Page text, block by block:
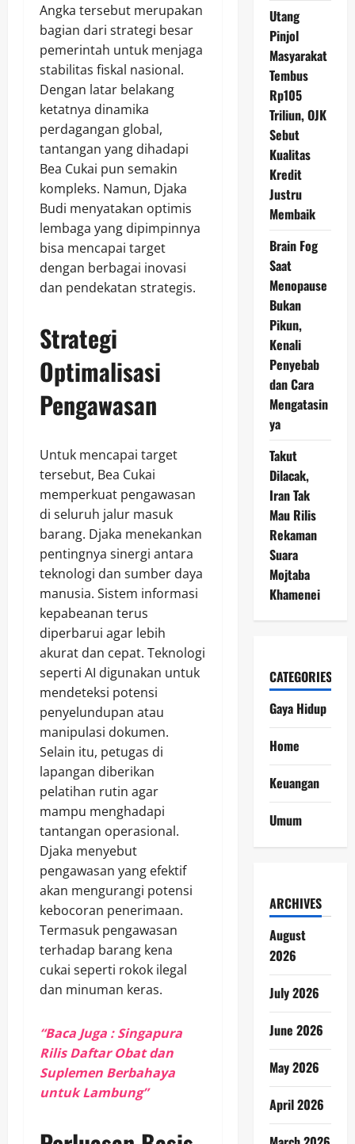
Angka tersebut merupakan
bagian dari strategi besar
pemerintah untuk menjaga
stabilitas fiskal nasional.
Dengan latar belakang
ketatnya dinamika
perdagangan global,
tantangan yang dihadapi
Bea Cukai pun semakin
kompleks. Namun, Djaka
Budi menyatakan optimis
lembaga yang dipimpinnya
bisa mencapai target
dengan berbagai inovasi
dan pendekatan strategis.
Strategi
Optimalisasi
Pengawasan
Untuk mencapai target
tersebut, Bea Cukai
memperkuat pengawasan
di seluruh jalur masuk
barang. Djaka menekankan
pentingnya sinergi antara
teknologi dan sumber daya
manusia. Sistem informasi
kepabeanan terus
diperbarui agar lebih
akurat dan cepat. Teknologi
seperti AI digunakan untuk
mendeteksi potensi
penyelundupan atau
manipulasi dokumen.
Selain itu, petugas di
lapangan diberikan
pelatihan rutin agar
mampu menghadapi
tantangan operasional.
Djaka menyebut
pengawasan yang efektif
akan mengurangi potensi
kebocoran penerimaan.
Termasuk pengawasan
terhadap barang kena
cukai seperti rokok ilegal
dan minuman keras.
“Baca Juga : Singapura
Rilis Daftar Obat dan
Suplemen Berbahaya
untuk Lambung”
Utang
Pinjol
Masyarakat
Tembus
Rp105
Triliun, OJK
Sebut
Kualitas
Kredit
Justru
Membaik
Brain Fog
Saat
Menopause
Bukan
Pikun,
Kenali
Penyebab
dan Cara
Mengatasin
ya
Takut
Dilacak,
Iran Tak
Mau Rilis
Rekaman
Suara
Mojtaba
Khamenei
CATEGORIES
Gaya Hidup
Home
Keuangan
Umum
ARCHIVES
August
2026
July 2026
June 2026
May 2026
April 2026